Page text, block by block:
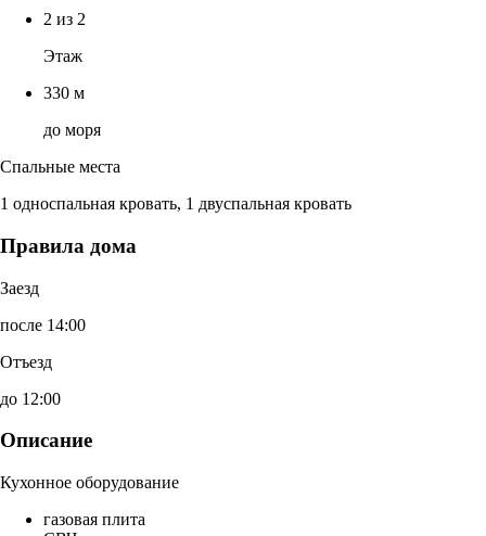
2 из 2
Этаж
330 м
до моря
Спальные места
1 односпальная кровать, 1 двуспальная кровать
Правила дома
Заезд
после 14:00
Отъезд
до 12:00
Описание
Кухонное оборудование
газовая плита